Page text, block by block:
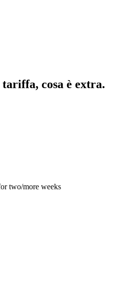
tariffa, cosa è extra.
two/more weeks